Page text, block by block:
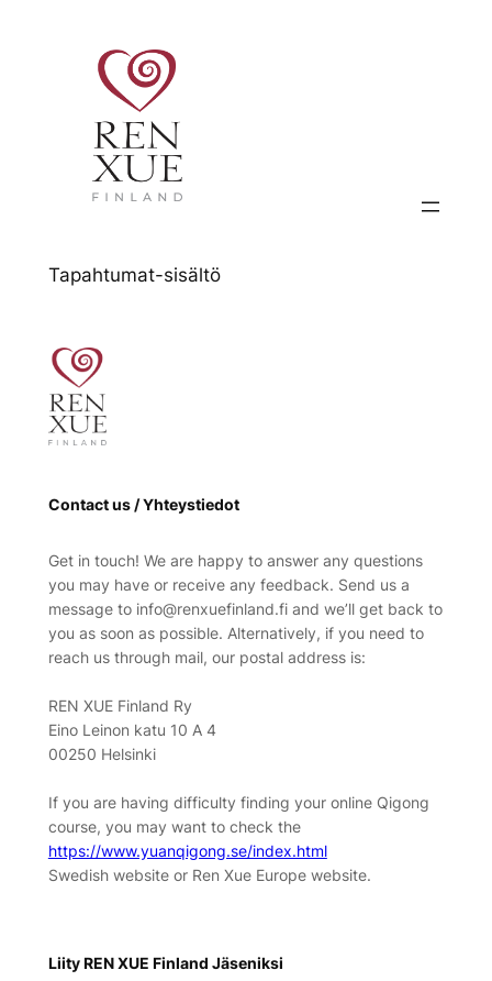
Tapahtumat-sisältö
Contact us / Yhteystiedot
Get in touch! We are happy to answer any questions
you may have or receive any feedback. Send us a
message to info@renxuefinland.fi and we’ll get back to
you as soon as possible. Alternatively, if you need to
reach us through mail, our postal address is:
REN XUE Finland Ry
Eino Leinon katu 10 A 4
00250 Helsinki
If you are having difficulty finding your online Qigong
course, you may want to check the
https://www.yuanqigong.se/index.html
Swedish website or Ren Xue Europe website.
Liity REN XUE Finland Jäseniksi